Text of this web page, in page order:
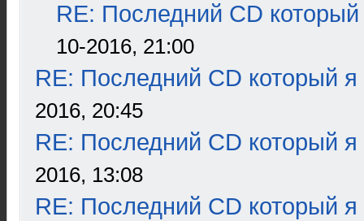
RE: Последний CD который
10-2016, 21:00
RE: Последний CD который я
2016, 20:45
RE: Последний CD который я
2016, 13:08
RE: Последний CD который я